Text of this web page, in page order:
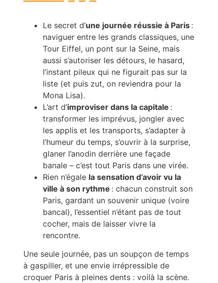
Le secret d’une journée réussie à Paris :
naviguer entre les grands classiques, une
Tour Eiffel, un pont sur la Seine, mais
aussi s’autoriser les détours, le hasard,
l’instant pileux qui ne figurait pas sur la
liste (et puis zut, on reviendra pour la
Mona Lisa).
L’art d’improviser dans la capitale :
transformer les imprévus, jongler avec
les applis et les transports, s’adapter à
l’humeur du temps, s’ouvrir à la surprise,
glaner l’anodin derrière une façade
banale – c’est tout Paris dans une virée.
Rien n’égale la sensation d’avoir vu la
ville à son rythme : chacun construit son
Paris, gardant un souvenir unique (voire
bancal), l’essentiel n’étant pas de tout
cocher, mais de laisser vivre la
rencontre.
Une seule journée, pas un soupçon de temps
à gaspiller, et une envie irrépressible de
croquer Paris à pleines dents : voilà la scène.